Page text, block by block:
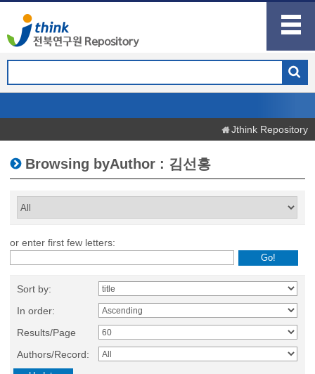
Jthink Repository
Browsing byAuthor : 김선홍
or enter first few letters:
Sort by:
In order:
Results/Page
Authors/Record: